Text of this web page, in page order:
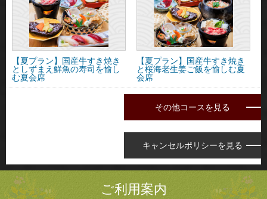
【夏プラン】国産牛すき焼き
としずまえ鮮魚の寿司を愉し
む夏会席
【夏プラン】国産牛すき焼き
と桜海老生姜ご飯を愉しむ夏
会席
その他コースを見る
キャンセルポリシーを見る
ご利用案内